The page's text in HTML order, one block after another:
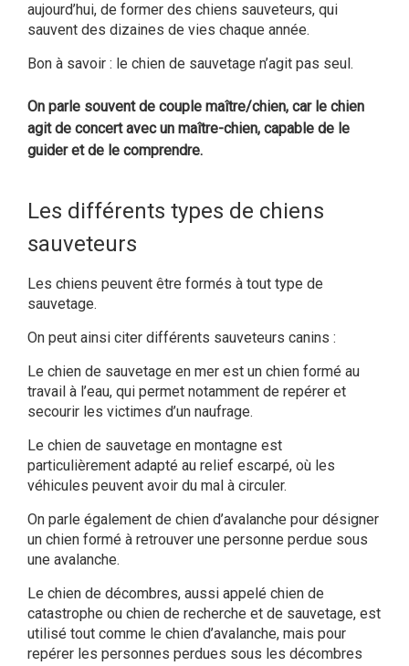
aujourd’hui, de former des chiens sauveteurs, qui
sauvent des dizaines de vies chaque année.
Bon à savoir : le chien de sauvetage n’agit pas seul.
On parle souvent de couple maître/chien, car le chien
agit de concert avec un maître-chien, capable de le
guider et de le comprendre.
Les différents types de chiens
sauveteurs
Les chiens peuvent être formés à tout type de
sauvetage.
On peut ainsi citer différents sauveteurs canins :
Le chien de sauvetage en mer est un chien formé au
travail à l’eau, qui permet notamment de repérer et
secourir les victimes d’un naufrage.
Le chien de sauvetage en montagne est
particulièrement adapté au relief escarpé, où les
véhicules peuvent avoir du mal à circuler.
On parle également de chien d’avalanche pour désigner
un chien formé à retrouver une personne perdue sous
une avalanche.
Le chien de décombres, aussi appelé chien de
catastrophe ou chien de recherche et de sauvetage, est
utilisé tout comme le chien d’avalanche, mais pour
repérer les personnes perdues sous les décombres